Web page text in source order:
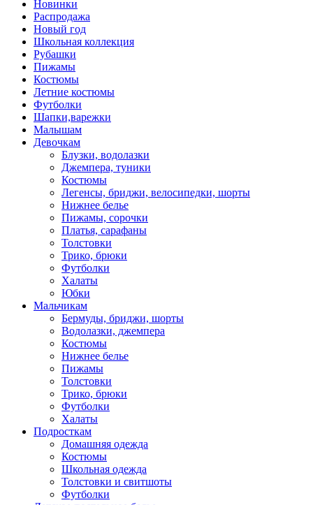
Новинки
Распродажа
Новый год
Школьная коллекция
Рубашки
Пижамы
Костюмы
Летние костюмы
Футболки
Шапки,варежки
Малышам
Девочкам
Блузки, водолазки
Джемпера, туники
Костюмы
Легенсы, бриджи, велосипедки, шорты
Нижнее белье
Пижамы, сорочки
Платья, сарафаны
Толстовки
Трико, брюки
Футболки
Халаты
Юбки
Мальчикам
Бермуды, бриджи, шорты
Водолазки, джемпера
Костюмы
Нижнее белье
Пижамы
Толстовки
Трико, брюки
Футболки
Халаты
Подросткам
Домашняя одежда
Костюмы
Школьная одежда
Толстовки и свитшоты
Футболки